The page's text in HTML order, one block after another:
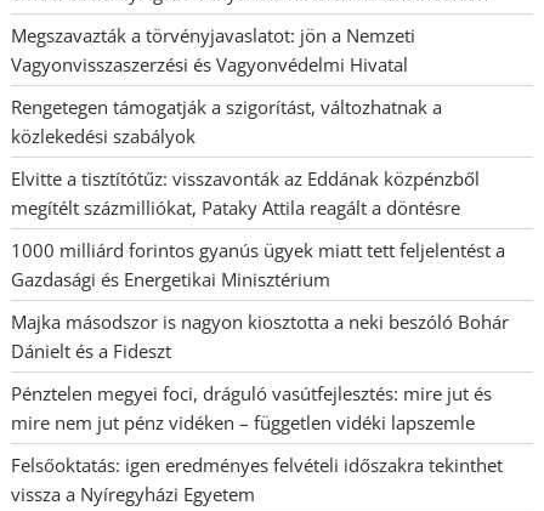
Megszavazták a törvényjavaslatot: jön a Nemzeti
Vagyonvisszaszerzési és Vagyonvédelmi Hivatal
Rengetegen támogatják a szigorítást, változhatnak a
közlekedési szabályok
Elvitte a tisztítótűz: visszavonták az Eddának közpénzből
megítélt százmilliókat, Pataky Attila reagált a döntésre
1000 milliárd forintos gyanús ügyek miatt tett feljelentést a
Gazdasági és Energetikai Minisztérium
Majka másodszor is nagyon kiosztotta a neki beszóló Bohár
Dánielt és a Fideszt
Pénztelen megyei foci, dráguló vasútfejlesztés: mire jut és
mire nem jut pénz vidéken – független vidéki lapszemle
Felsőoktatás: igen eredményes felvételi időszakra tekinthet
vissza a Nyíregyházi Egyetem